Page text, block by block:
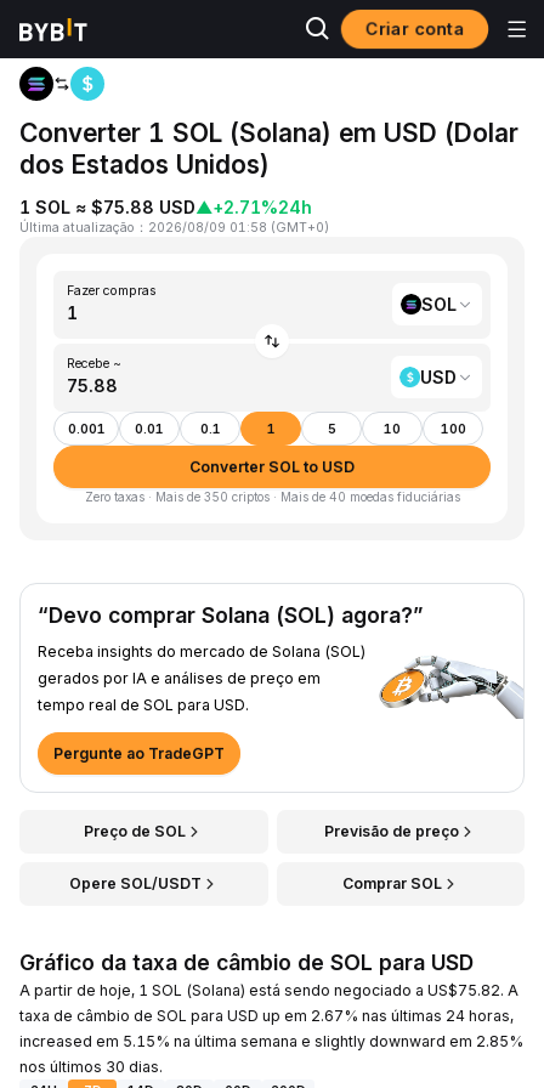
Criar conta
Página inicial
Converter 1 SOL (Solana) em USD (Dolar
dos Estados Unidos)
1 SOL ≈ $75.88 USD▲+2.71%24h
Última atualização ： 2026/08/09 01:58 (GMT+0)
Fazer compras
SOL
Recebe ~
USD
0.001 0.01 0.1 1 5 10 100
Converter SOL to USD
Zero taxas · Mais de 350 criptos · Mais de 40 moedas fiduciárias
“Devo comprar Solana (SOL) agora?”
Receba insights do mercado de Solana (SOL)
gerados por IA e análises de preço em
tempo real de SOL para USD.
Pergunte ao TradeGPT
Preço de SOL Previsão de preço
Opere SOL/USDT Comprar SOL
Gráfico da taxa de câmbio de SOL para USD
A partir de hoje, 1 SOL (Solana) está sendo negociado a US$75.82. A
taxa de câmbio de SOL para USD up em 2.67% nas últimas 24 horas,
increased em 5.15% na última semana e slightly downward em 2.85%
nos últimos 30 dias.